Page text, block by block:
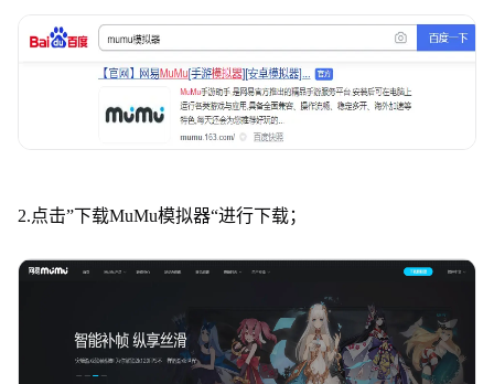
2.点击”下载MuMu模拟器“进行下载；